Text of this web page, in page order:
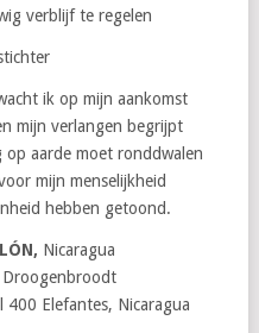
verblijf te regelen
ik op mijn aankomst
mijn verlangen begrijpt
aarde moet ronddwalen
mijn menselijkheid
hebben getoond.
Nicaragua
Droogenbroodt
400 Elefantes, Nicaragua